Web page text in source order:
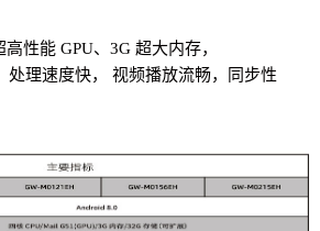
性能 GPU、3G 超大内存，
处理速度快， 视频播放流畅，同步性